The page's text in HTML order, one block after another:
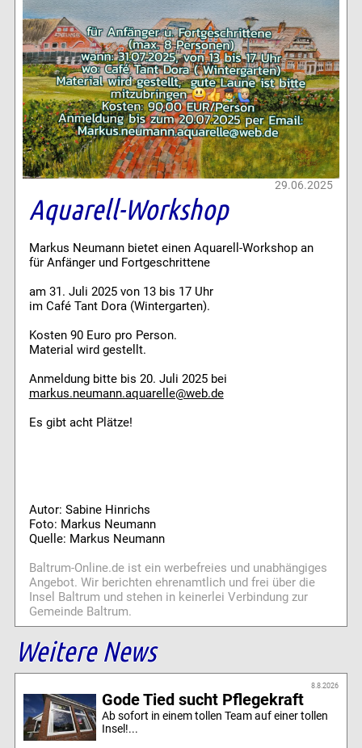
29.06.2025
Aquarell-Workshop
Markus Neumann bietet einen Aquarell-Workshop an
für Anfänger und Fortgeschrittene
am 31. Juli 2025 von 13 bis 17 Uhr
im Café Tant Dora (Wintergarten).
Kosten 90 Euro pro Person.
Material wird gestellt.
Anmeldung bitte bis 20. Juli 2025 bei
markus.neumann.aquarelle@web.de
Es gibt acht Plätze!
Autor: Sabine Hinrichs
Foto: Markus Neumann
Quelle: Markus Neumann
Baltrum-Online.de ist ein werbefreies und unabhängiges
Angebot. Wir berichten ehrenamtlich und frei über die
Insel Baltrum und stehen in keinerlei Verbindung zur
Gemeinde Baltrum.
Weitere News
8.8.2026
Gode Tied sucht Pflegekraft
Ab sofort in einem tollen Team auf einer tollen
Insel!...